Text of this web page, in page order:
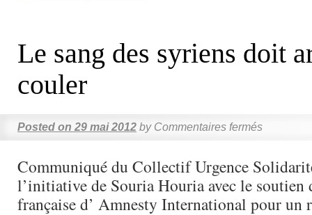
Le sang des syriens doit
couler
Posted on 29 mai 2012 by Commentaires fermés
Communiqué du Collectif Urgence
l’initiative de Souria Houria avec le soutien
française d’ Amnesty International pour un